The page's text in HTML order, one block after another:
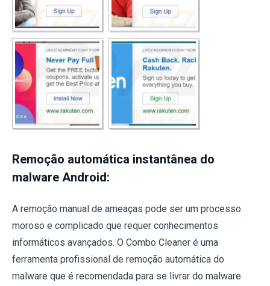
Remoção automática instantânea do
malware Android:
A remoção manual de ameaças pode ser um processo
moroso e complicado que requer conhecimentos
informáticos avançados. O Combo Cleaner é uma
ferramenta profissional de remoção automática do
malware que é recomendada para se livrar do malware